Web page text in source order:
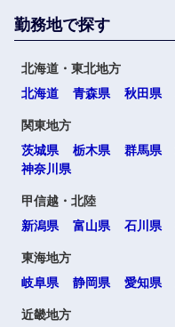
勤務地で探す
北海道・東北地方
北海道
青森県 秋田県
関東地方
茨城県
栃木県 群馬県
神奈川県
甲信越・北陸
新潟県
富山県 石川県
東海地方
岐阜県
静岡県 愛知県
近畿地方